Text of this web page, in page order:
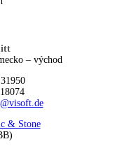
– východ
& Stone